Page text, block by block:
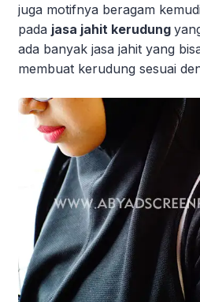
juga motifnya beragam
pada jasa jahit kerudung
ada banyak jasa jahit yang
membuat kerudung sesuai